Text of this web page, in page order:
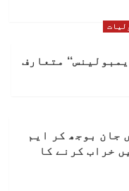
متعارف
جان بوجھ کر ایم
خراب کرنے کا